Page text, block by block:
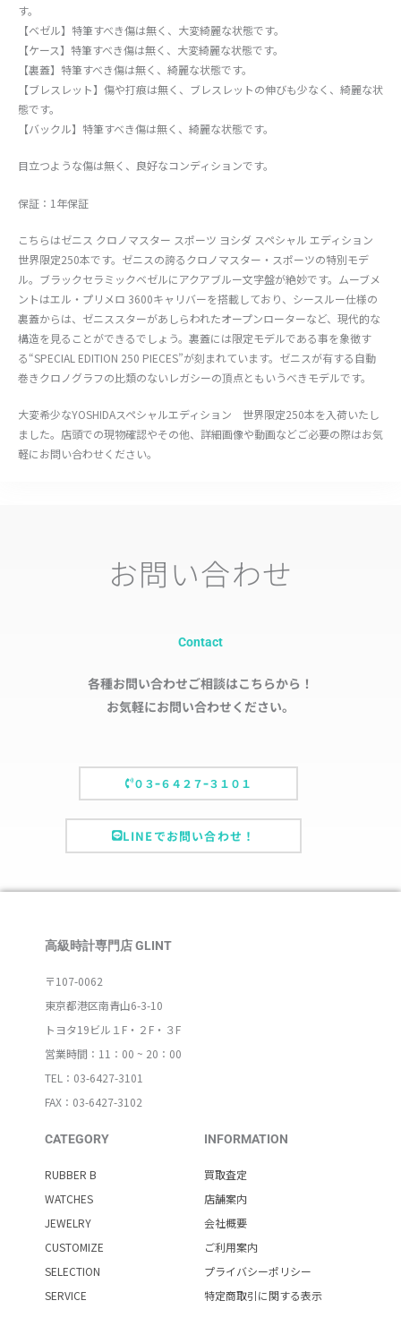
す。
【ベゼル】特筆すべき傷は無く、大変綺麗な状態です。
【ケース】特筆すべき傷は無く、大変綺麗な状態です。
【裏蓋】特筆すべき傷は無く、綺麗な状態です。
【ブレスレット】傷や打痕は無く、ブレスレットの伸びも少なく、綺麗な状
態です。
【バックル】特筆すべき傷は無く、綺麗な状態です。
目立つような傷は無く、良好なコンディションです。
保証：1年保証
こちらはゼニス クロノマスター スポーツ ヨシダ スペシャル エディション
世界限定250本です。ゼニスの誇るクロノマスター・スポーツの特別モデ
ル。ブラックセラミックベゼルにアクアブルー文字盤が絶妙です。ムーブメ
ントはエル・プリメロ 3600キャリバーを搭載しており、シースルー仕様の
裏蓋からは、ゼニススターがあしらわれたオープンローターなど、現代的な
構造を見ることができるでしょう。裏蓋には限定モデルである事を象徴す
る“SPECIAL EDITION 250 PIECES”が刻まれています。ゼニスが有する自動
巻きクロノグラフの比類のないレガシーの頂点ともいうべきモデルです。
大変希少なYOSHIDAスペシャルエディション 世界限定250本を入荷いたし
ました。店頭での現物確認やその他、詳細画像や動画などご必要の際はお気
軽にお問い合わせください。
お問い合わせ
Contact
各種お問い合わせご相談はこちらから！
お気軽にお問い合わせください。
０３ｰ６４２７ｰ３１０１
LINEでお問い合わせ！
高級時計専門店 GLINT
〒107-0062
東京都港区南青山6-3-10
トヨタ19ビル１F・２F・３F
営業時間：11：00 ~ 20：00
TEL：03-6427-3101
FAX：03-6427-3102
CATEGORY
RUBBER B
WATCHES
JEWELRY
CUSTOMIZE
SELECTION
SERVICE
INFORMATION
買取査定
店舗案内
会社概要
ご利用案内
プライバシーポリシー
特定商取引に関する表示